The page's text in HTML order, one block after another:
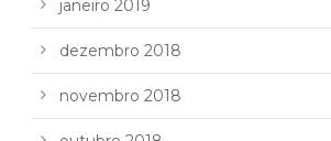
janeiro 2019
dezembro 2018
novembro 2018